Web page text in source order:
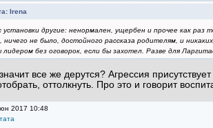
Irena
установки другие: ненормален, ущербен и прочее как
ничего не было, достойного рассказа родителям, и
лидером без оговорок, если бы захотел. Разве для
все же дерутся? Агрессия
оттолкнуть. Про это и говорит
2017 10:48